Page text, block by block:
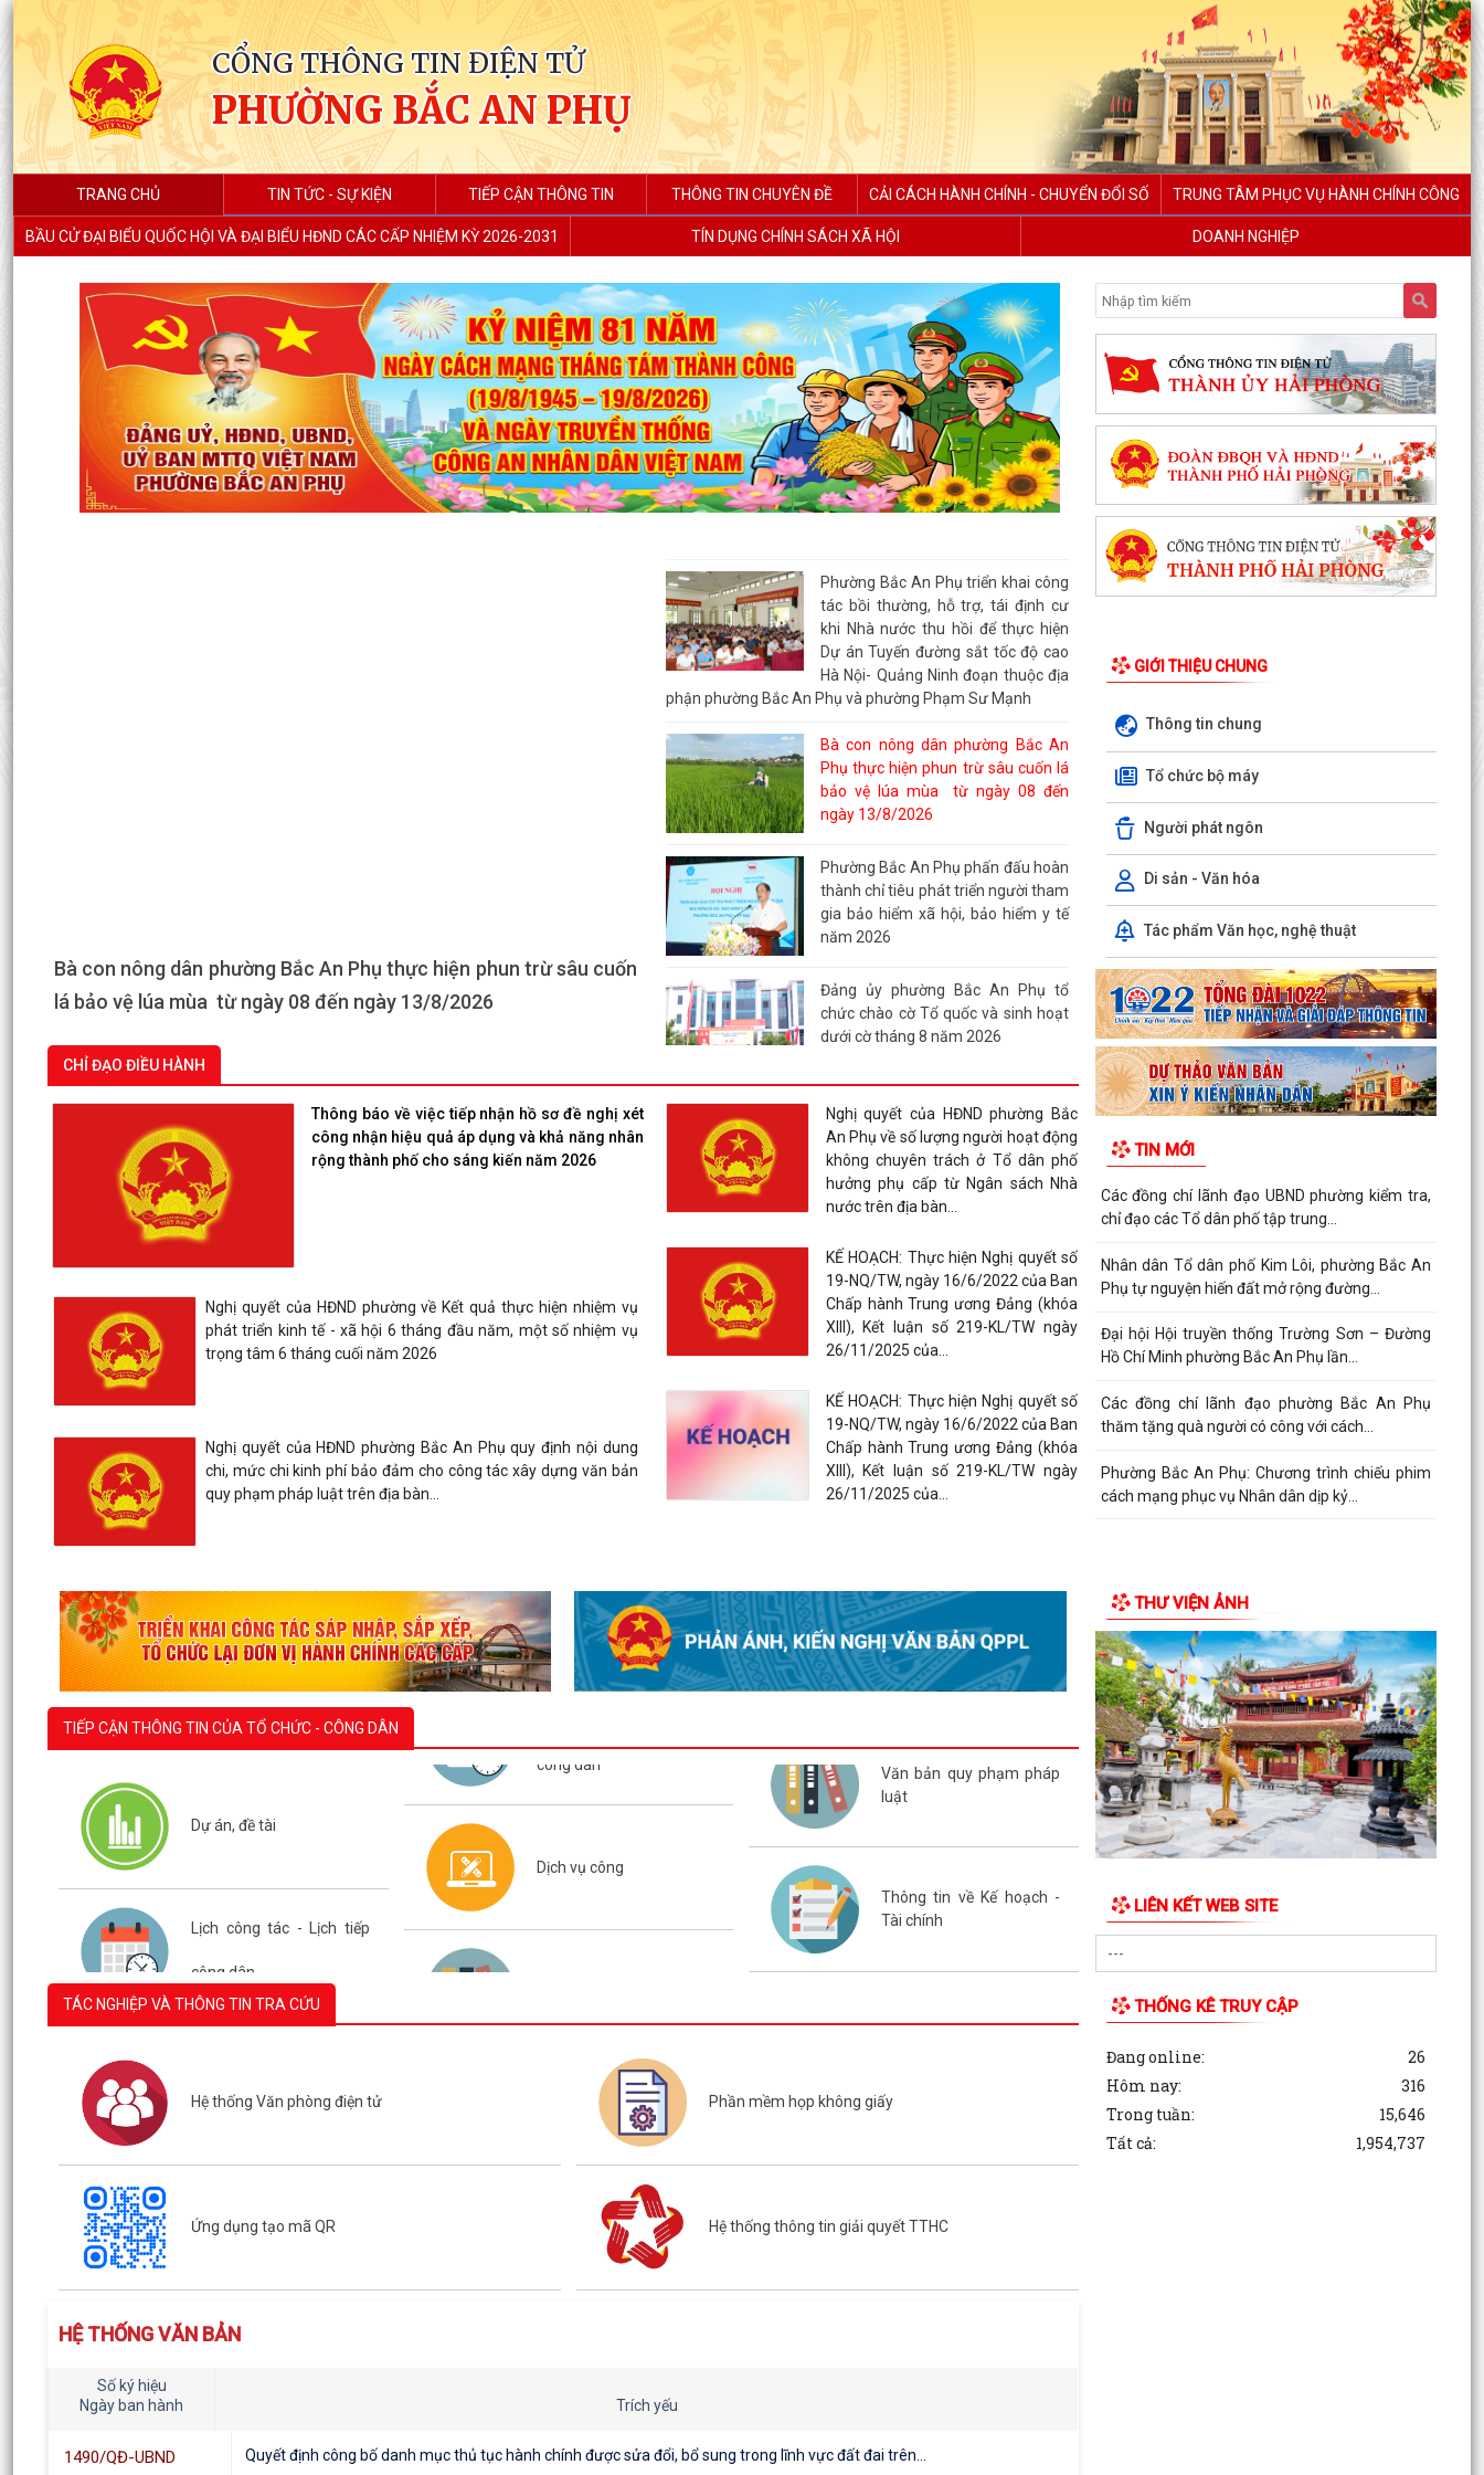
CỔNG THÔNG TIN ĐIỆN TỬ
PHƯỜNG BẮC AN PHỤ
TRANG CHỦ TIN TỨC - SỰ KIỆN TIẾP CẬN THÔNG TIN THÔNG TIN CHUYÊN ĐỀ CẢI CÁCH HÀNH CHÍNH - CHUYỂN ĐỔI SỐ TRUNG TÂM PHỤC VỤ HÀNH CHÍNH CÔNG
BẦU CỬ ĐẠI BIỂU QUỐC HỘI VÀ ĐẠI BIỂU HĐND CÁC CẤP NHIỆM KỲ 2026-2031 TÍN DỤNG CHÍNH SÁCH XÃ HỘI DOANH NGHIỆP
Bà con nông dân phường Bắc An Phụ thực hiện phun trừ sâu cuốn
lá bảo vệ lúa mùa từ ngày 08 đến ngày 13/8/2026
Phường Bắc An Phụ triển khai công
tác bồi thường, hỗ trợ, tái định cư
khi Nhà nước thu hồi để thực hiện
Dự án Tuyến đường sắt tốc độ cao
Hà Nội- Quảng Ninh đoạn thuộc địa
phận phường Bắc An Phụ và phường Phạm Sư Mạnh
Bà con nông dân phường Bắc An
Phụ thực hiện phun trừ sâu cuốn lá
bảo vệ lúa mùa từ ngày 08 đến
ngày 13/8/2026
Phường Bắc An Phụ phấn đấu hoàn
thành chỉ tiêu phát triển người tham
gia bảo hiểm xã hội, bảo hiểm y tế
năm 2026
Đảng ủy phường Bắc An Phụ tổ
chức chào cờ Tổ quốc và sinh hoạt
dưới cờ tháng 8 năm 2026
UBND phường Bắc An Phụ thực hiện
xử lý môi trường bằng chế phẩm vi
sinh tại các khu vực chứa rác thải
tập trung
lý, tư vấn pháp luật cho đại diện cán
bộ, đoàn viên, hội viên các tổ chức
chính trị - xã hội và Người khuyết tật
trên địa bàn phường Bắc An Phụ
năm 2026
HĐND phường tổ chức thành công
kỳ họp thứ tư, kỳ họp thường lệ giữa
năm 2026
Phường Bắc An Phụ tham dự Hội
nghị toàn quốc quán triệt và triển
khai thực hiện Nghị quyết Hội nghị
Tổ đại biểu số 17 HĐND thành phố
khoá XVII nhiệm kỳ 2026-2031 tiếp
xúc cử tri sau Kỳ họp thường lệ giữa
năm 2026
CHỈ ĐẠO ĐIỀU HÀNH
Thông báo về việc tiếp nhận hồ sơ đề nghị xét
công nhận hiệu quả áp dụng và khả năng nhân
rộng thành phố cho sáng kiến năm 2026
Nghị quyết của HĐND phường về Kết quả thực hiện nhiệm vụ
phát triển kinh tế - xã hội 6 tháng đầu năm, một số nhiệm vụ
trọng tâm 6 tháng cuối năm 2026
Nghị quyết của HĐND phường Bắc An Phụ quy định nội dung
chi, mức chi kinh phí bảo đảm cho công tác xây dựng văn bản
quy phạm pháp luật trên địa bàn...
Nghị quyết của HĐND phường Bắc
An Phụ về số lượng người hoạt động
không chuyên trách ở Tổ dân phố
hưởng phụ cấp từ Ngân sách Nhà
nước trên địa bàn...
KẾ HOẠCH: Thực hiện Nghị quyết số
19-NQ/TW, ngày 16/6/2022 của Ban
Chấp hành Trung ương Đảng (khóa
XIII), Kết luận số 219-KL/TW ngày
26/11/2025 của...
KẾ HOẠCH: Thực hiện Nghị quyết số
19-NQ/TW, ngày 16/6/2022 của Ban
Chấp hành Trung ương Đảng (khóa
XIII), Kết luận số 219-KL/TW ngày
26/11/2025 của...
TIẾP CẬN THÔNG TIN CỦA TỔ CHỨC - CÔNG DÂN
Dự án, đề tài
Lịch công tác - Lịch tiếp
công dân
Dịch vụ công
Văn bản quy phạm pháp
luật
Thông tin về Kế hoạch -
Tài chính
TÁC NGHIỆP VÀ THÔNG TIN TRA CỨU
Hệ thống Văn phòng điện tử
Ứng dụng tạo mã QR
Phần mềm họp không giấy
Hệ thống thông tin giải quyết TTHC
HỆ THỐNG VĂN BẢN
Số ký hiệu
Ngày ban hành
Trích yếu
1490/QĐ-UBND Quyết định công bố danh mục thủ tục hành chính được sửa đổi, bổ sung trong lĩnh vực đất đai trên...
GIỚI THIỆU CHUNG
Thông tin chung
Tổ chức bộ máy
Người phát ngôn
Di sản - Văn hóa
Tác phẩm Văn học, nghệ thuật
TIN MỚI
Các đồng chí lãnh đạo UBND phường kiểm tra,
chỉ đạo các Tổ dân phố tập trung...
Nhân dân Tổ dân phố Kim Lôi, phường Bắc An
Phụ tự nguyện hiến đất mở rộng đường...
Đại hội Hội truyền thống Trường Sơn – Đường
Hồ Chí Minh phường Bắc An Phụ lần...
Các đồng chí lãnh đạo phường Bắc An Phụ
thăm tặng quà người có công với cách...
Phường Bắc An Phụ: Chương trình chiếu phim
cách mạng phục vụ Nhân dân dịp kỷ...
THƯ VIỆN ẢNH
LIÊN KẾT WEB SITE
THỐNG KÊ TRUY CẬP
Đang online:
26
Hôm nay:
316
Trong tuần:
15,646
Tất cả:
1,954,737